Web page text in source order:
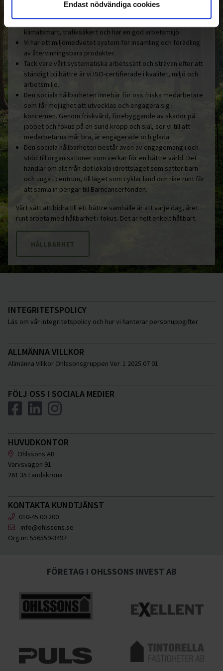
Endast nödvändiga cookies
Ohlssons är hållbarhetscertifierade enligt Fair Transport i
godstransporter på väg. Certifieringen innebär att vi arbetar
klimatsmart, trafiksäkert och har en god arbetsmiljö.
Vi har ett miljömedvetet system för insamling och förädling
av återvinningsbara produkter.
Tack vare vårt systematiska arbetssätt och strävan efter att
ständigt bli bättre är vi ISO-certifierade i kvalitet, miljö och
arbetsmiljö.
Den sociala hållbarheten innebär för oss friska medarbetare
som får möjlighet att utvecklas och engagera sig i
koncernen. Genom friskvård, förebyggande av skador på
jobbet och fokus på en sund kropp och själ, ser vi till att
medarbetarna mår bra, är engagerade och glada.
Den sociala hållbarheten består även av engagemang i och
stöd till organisationer som verkar för en bättre värld. Det
handlar om allt från det lokala idrottslaget som sätter barn
och unga i centrum, till laget som cyklar land och rike runt för
att samla in pengar till Barncancerfonden.
Vårt sätt att bidra till ett bättre samhälle är att varje dag, året
runt arbeta med hållbarhet i fokus. Det är helt enkelt hållbart.
HÅLLBARHET
INTEGRITETSPOLICY
Läs om vår integritetspolicy och hur vi hanterar personuppgifter
ALLMÄNNA VILLKOR
Allmänna Villkor Ohlssonsgruppen Ver. 1 2025 07 01
FÖLJ OSS I SOCIALA MEDIER
HUVUDKONTOR
Ohlssons AB
Varvsvägen 91
261 35 Landskrona
KONTAKTA KUNDTJÄNST
010-45 00 200
info@ohlssons.se
Org.nr: 556559-3497
FÖRETAG I OHLSSONS INVEST AB